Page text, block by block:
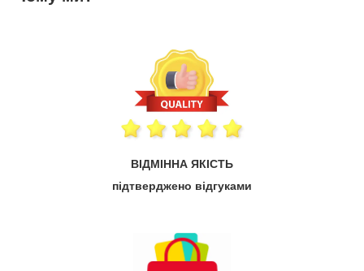
ВІДМІННА ЯКІСТЬ
підтверджено відгуками